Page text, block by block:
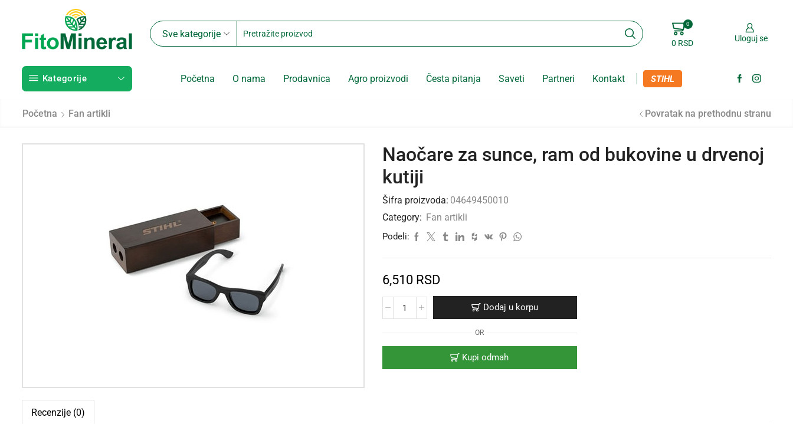
Sve kategorije
0
0 RSD
Uloguj se
Kategorije Početna O nama Prodavnica Agro proizvodi Česta pitanja Saveti Partneri Kontakt STIHL
Početna Fan artikli Povratak na prethodnu stranu
Naočare za sunce, ram od bukovine u drvenoj
kutiji
Šifra proizvoda: 04649450010
Category: Fan artikli
Podeli:
6,510 RSD
Dodaj u korpu
OR
Kupi odmah
Recenzije (0)